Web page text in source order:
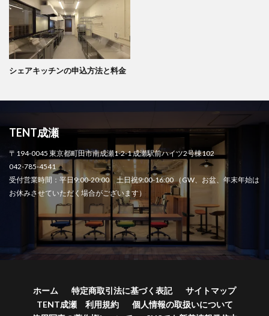
シェアキッチンの申込方法と料金
TENT成瀬
〒194-0045 東京都町田市南成瀬1-2-1 成瀬駅前ハイツ2号棟102
042-785-4541
受付営業時間：平日9:00-20:00 土日祝9:00-16:00 （GW、お盆、年末年始は
お休みさせていただく場合がございます）
ホーム 特定商取引法に基づく表記
サイトマップ
TENT成瀬 利用規約
個人情報の取扱いについて